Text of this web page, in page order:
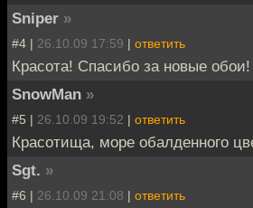
Sniper »
#4 | 26.10.09 17:59 | ответить
Красота! Спасибо за новые обои!
SnowMan »
#5 | 26.10.09 19:52 | ответить
Красотища, море обалденного
Sgt. »
#6 | 26.10.09 21:08 | ответить